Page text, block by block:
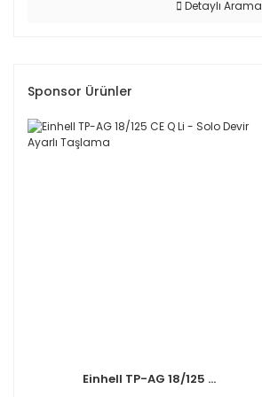
Detaylı Arama
Sponsor Ürünler
Einhell TP-AG 18/125 ...